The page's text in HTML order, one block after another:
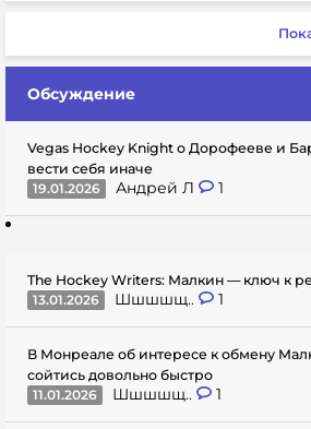
Обсуждение
Vegas Hockey Knight о Дорофееве и
вести себя иначе
19.01.2026
Андрей Л 1
The Hockey Writers: Малкин — ключ к
13.01.2026
Шшшшщ.. 1
В Монреале об интересе к обмену
сойтись довольно быстро
11.01.2026
Шшшшщ.. 1